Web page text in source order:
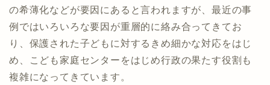
の希薄化などが要因にあると言われますが、最近の事
例ではいろいろな要因が重層的に絡み合ってきてお
り、保護された子どもに対するきめ細かな対応をはじ
め、こども家庭センターをはじめ行政の果たす役割も
複雑になってきています。